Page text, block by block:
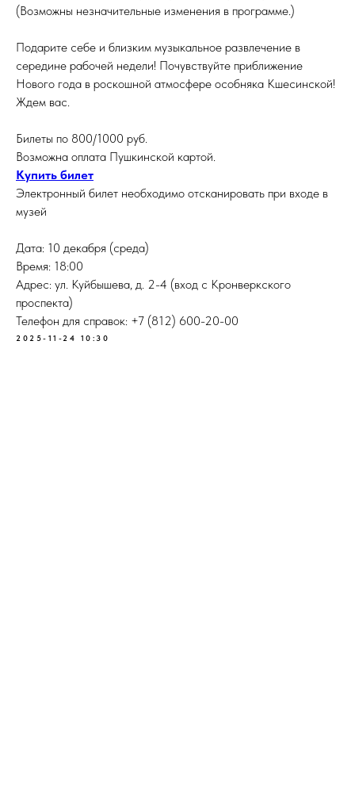
(Возможны незначительные изменения в программе.)
Подарите себе и близким музыкальное развлечение в
середине рабочей недели! Почувствуйте приближение
Нового года в роскошной атмосфере особняка Кшесинской!
Ждем вас.
Билеты по 800/1000 руб.
Возможна оплата Пушкинской картой.
Купить билет
Электронный билет необходимо отсканировать при входе в
музей
Дата: 10 декабря (среда)
Время: 18:00
Адрес: ул. Куйбышева, д. 2-4 (вход с Кронверкского
проспекта)
Телефон для справок: +7 (812) 600-20-00
2025-11-24 10:30